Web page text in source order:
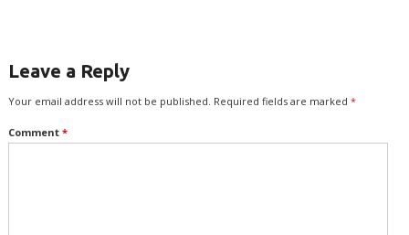
Leave a Reply
Your email address will not be published. Required fields are marked *
Comment *